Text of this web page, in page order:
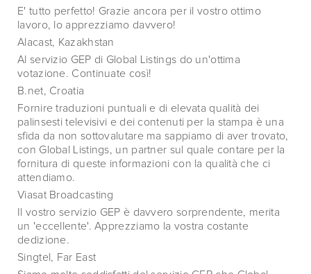
E' tutto perfetto! Grazie ancora per il vostro ottimo
lavoro, lo apprezziamo davvero!
Alacast, Kazakhstan
Al servizio GEP di Global Listings do un'ottima
votazione. Continuate così!
B.net, Croatia
Fornire traduzioni puntuali e di elevata qualità dei
palinsesti televisivi e dei contenuti per la stampa è una
sfida da non sottovalutare ma sappiamo di aver trovato,
con Global Listings, un partner sul quale contare per la
fornitura di queste informazioni con la qualità che ci
attendiamo.
Viasat Broadcasting
Il vostro servizio GEP è davvero sorprendente, merita
un 'eccellente'. Apprezziamo la vostra costante
dedizione.
Singtel, Far East